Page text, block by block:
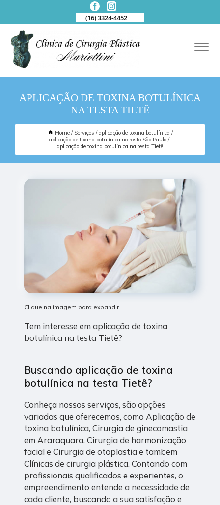
(16) 3324-4452
APLICAÇÃO DE TOXINA BOTULÍNICA
NA TESTA TIETÊ
Home Serviços
aplicação de toxina botulínica
aplicação de toxina botulínica no rosto São Paulo
aplicação de toxina botulínica na testa Tietê
Clique na imagem para expandir
Tem interesse em aplicação de toxina
botulínica na testa Tietê?
Buscando aplicação de toxina
botulínica na testa Tietê?
Conheça nossos serviços, são opções
variadas que oferecemos, como Aplicação de
toxina botulínica, Cirurgia de ginecomastia
em Araraquara, Cirurgia de harmonização
facial e Cirurgia de otoplastia e tambem
Clínicas de cirurgia plástica. Contando com
profissionais qualificados e experientes, o
empreendimento entende a necessidade de
cada cliente, buscando a sua satisfação e